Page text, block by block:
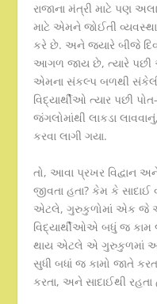
રાજાના મંત્રી માટે પણ
માટે એમને જોઈતી
કરે છે. અને જયારે બીજે
આગળ જાય છે, ત્યારે પછી
એમના સંકલ્પ બળથી
વિદ્યાર્થીઓ ત્યાર પછી
જંગલોમાંથી લાકડા
કરવા લાગી ગયા.
તો, આવા પ્રખર વિદ્વાન
જીવતા હતા? કેમ કે
એટલે, ગુરુકુળોમાં એક જે
વિદ્યાર્થીઓએ બધું જ કામ
થાય એટલે એ ગુરુકુળમાં
સુધી બધાં જ કામો જાતે
કરતા, અને સાદાઈથી રહતા